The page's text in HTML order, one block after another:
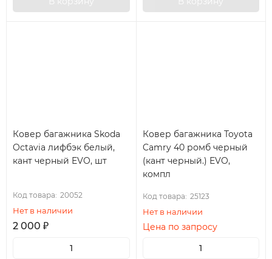
Ковер багажника Skoda
Octavia лифбэк белый,
кант черный EVO, шт
Код товара: 20052
Нет в наличии
2 000 ₽
Ковер багажника Toyota
Camry 40 ромб черный
(кант черный.) EVO,
компл
Код товара: 25123
Нет в наличии
Цена по запросу